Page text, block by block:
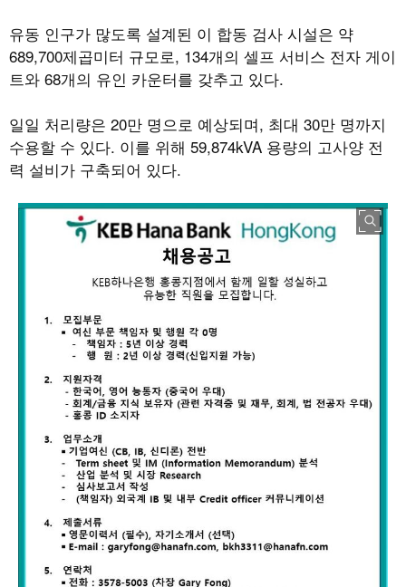
유동 인구가 많도록 설계된 이 합동 검사 시설은 약
689,700제곱미터 규모로, 134개의 셀프 서비스 전자 게이
트와 68개의 유인 카운터를 갖추고 있다.
일일 처리량은 20만 명으로 예상되며, 최대 30만 명까지
수용할 수 있다. 이를 위해 59,874kVA 용량의 고사양 전
력 설비가 구축되어 있다.